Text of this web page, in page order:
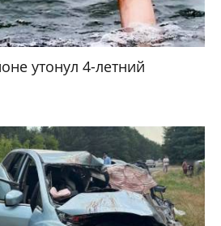
утонул 4-летний